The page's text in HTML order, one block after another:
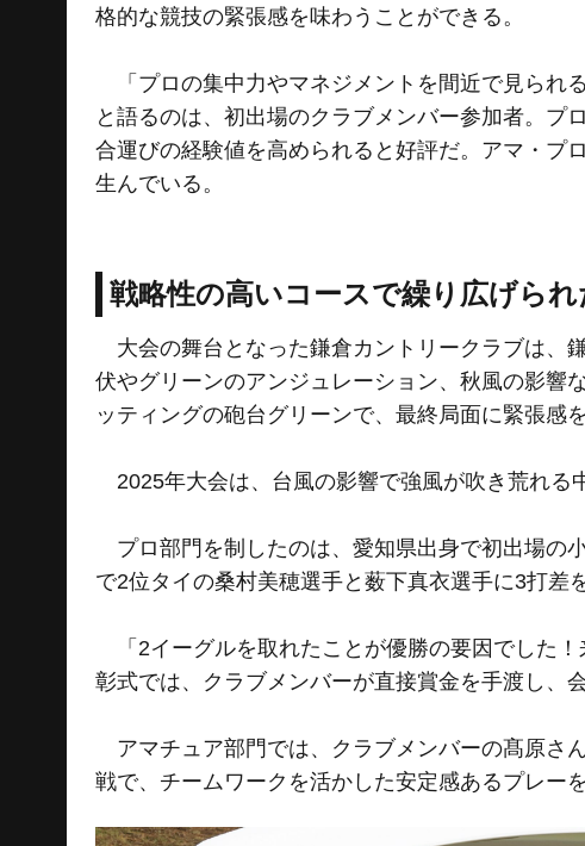
格的な競技の緊張感を味わうことができる。
「プロの集中力やマネジメントを間近で見られ
と語るのは、初出場のクラブメンバー参加者。プ
合運びの経験値を高められると好評だ。アマ・プ
生んでいる。
戦略性の高いコースで繰り広げられ
大会の舞台となった鎌倉カントリークラブは、
伏やグリーンのアンジュレーション、秋風の影響
ッティングの砲台グリーンで、最終局面に緊張感
2025年大会は、台風の影響で強風が吹き荒れる
プロ部門を制したのは、愛知県出身で初出場の
で2位タイの桑村美穂選手と薮下真衣選手に3打差
「2イーグルを取れたことが優勝の要因でした
彰式では、クラブメンバーが直接賞金を手渡し、
アマチュア部門では、クラブメンバーの髙原さ
戦で、チームワークを活かした安定感あるプレーを